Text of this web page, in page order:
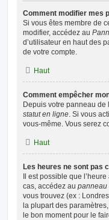
Comment modifier mes
Si vous êtes membre de
modifier, accédez au
d’utilisateur en haut des
de votre compte.
Haut
Comment empêcher
Depuis votre panneau de
statut en ligne . Si vous
vous-même. Vous serez
Haut
Les heures ne sont pas
Il est possible que
cas, accédez au panneau
vous trouvez (ex :
la plupart des
le bon moment pour le